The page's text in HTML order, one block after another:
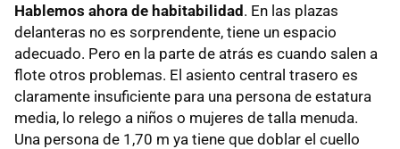
Hablemos ahora de habitabilidad. En las plazas
delanteras no es sorprendente, tiene un espacio
adecuado. Pero en la parte de atrás es cuando salen a
flote otros problemas. El asiento central trasero es
claramente insuficiente para una persona de estatura
media, lo relego a niños o mujeres de talla menuda.
Una persona de 1,70 m ya tiene que doblar el cuello